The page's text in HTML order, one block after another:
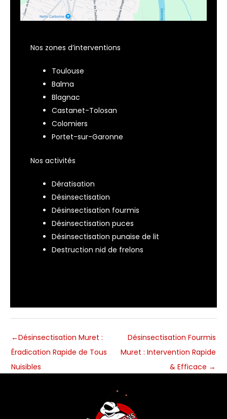
Nos zones d’interventions
Toulouse
Balma
Blagnac
Castanet-Tolosan
Colomiers
Portet-sur-Garonne
Nos activités
Dératisation
Désinsectisation
Désinsectisation fourmis
Désinsectisation puces
Désinsectisation punaise de lit
Destruction nid de frelons
←Désinsectisation Muret :
Éradication Rapide de Tous
Nuisibles
Désinsectisation Fourmis
Muret : Intervention Rapide
& Efficace →